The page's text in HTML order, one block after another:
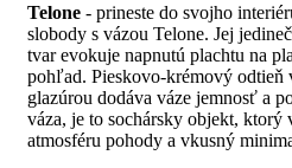
Telone - prineste do svojho
slobody s vázou Telone. Jej
tvar evokuje napnutú plachtu na
pohľad. Pieskovo-krémový odtieň
glazúrou dodáva váze jemnosť a
váza, je to sochársky objekt, ktorý
atmosféru pohody a vkusný